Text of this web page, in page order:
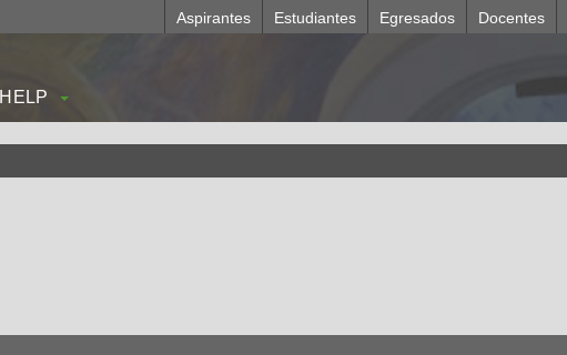
Aspirantes Estudiantes Egresados Docentes
HELP